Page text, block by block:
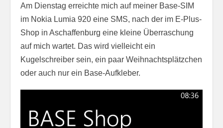
Am Dienstag erreichte mich auf meiner Base-SIM
im Nokia Lumia 920 eine SMS, nach der im E-Plus-
Shop in Aschaffenburg eine kleine Überraschung
auf mich wartet. Das wird vielleicht ein
Kugelschreiber sein, ein paar Weihnachtsplätzchen
oder auch nur ein Base-Aufkleber.